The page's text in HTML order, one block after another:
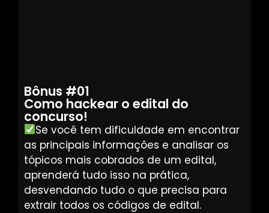
Bônus #01
Como hackear o edital do
concurso!
Se você tem dificuldade em encontrar
as principais informações e analisar os
tópicos mais cobrados de um edital,
aprenderá tudo isso na prática,
desvendando tudo o que precisa para
extrair todos os códigos de edital.